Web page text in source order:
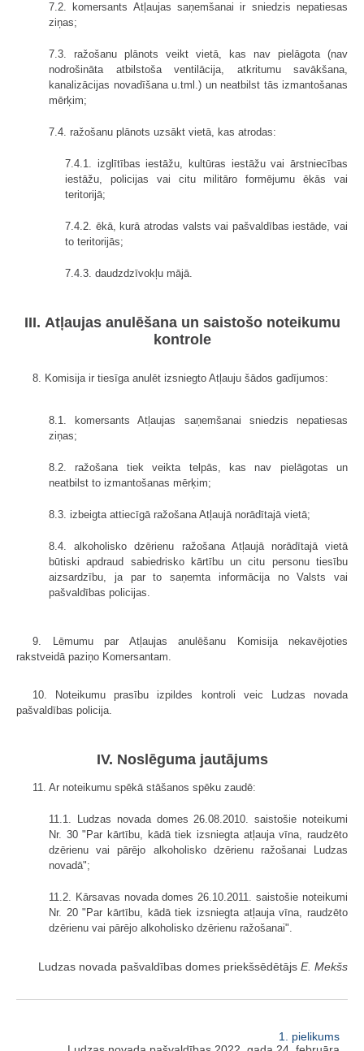
7.2. komersants Atļaujas saņemšanai ir sniedzis nepatiesas
ziņas;
7.3. ražošanu plānots veikt vietā, kas nav pielāgota (nav
nodrošināta atbilstoša ventilācija, atkritumu savākšana,
kanalizācijas novadīšana u.tml.) un neatbilst tās izmantošanas
mērķim;
7.4. ražošanu plānots uzsākt vietā, kas atrodas:
7.4.1. izglītības iestāžu, kultūras iestāžu vai ārstniecības
iestāžu, policijas vai citu militāro formējumu ēkās vai
teritorijā;
7.4.2. ēkā, kurā atrodas valsts vai pašvaldības iestāde, vai
to teritorijās;
7.4.3. daudzdzīvokļu mājā.
III. Atļaujas anulēšana un saistošo noteikumu
kontrole
8. Komisija ir tiesīga anulēt izsniegto Atļauju šādos gadījumos:
8.1. komersants Atļaujas saņemšanai sniedzis nepatiesas
ziņas;
8.2. ražošana tiek veikta telpās, kas nav pielāgotas un
neatbilst to izmantošanas mērķim;
8.3. izbeigta attiecīgā ražošana Atļaujā norādītajā vietā;
8.4. alkoholisko dzērienu ražošana Atļaujā norādītajā vietā
būtiski apdraud sabiedrisko kārtību un citu personu tiesību
aizsardzību, ja par to saņemta informācija no Valsts vai
pašvaldības policijas.
9. Lēmumu par Atļaujas anulēšanu Komisija nekavējoties
rakstveidā paziņo Komersantam.
10. Noteikumu prasību izpildes kontroli veic Ludzas novada
pašvaldības policija.
IV. Noslēguma jautājums
11. Ar noteikumu spēkā stāšanos spēku zaudē:
11.1. Ludzas novada domes 26.08.2010. saistošie noteikumi
Nr. 30 "Par kārtību, kādā tiek izsniegta atļauja vīna, raudzēto
dzērienu vai pārējo alkoholisko dzērienu ražošanai Ludzas
novadā";
11.2. Kārsavas novada domes 26.10.2011. saistošie noteikumi
Nr. 20 "Par kārtību, kādā tiek izsniegta atļauja vīna, raudzēto
dzērienu vai pārējo alkoholisko dzērienu ražošanai".
Ludzas novada pašvaldības domes priekšsēdētājs E. Mekšs
1. pielikums